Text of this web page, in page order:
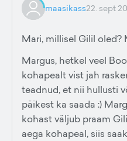
maasikass22. sept
Mari, millisel Gilil oled?
Margus, hetkel veel
kohapealt vist jah
teadnud, et nii hullusti
päikest ka saada :)
kohast väljub praam
aega kohapeal, siis